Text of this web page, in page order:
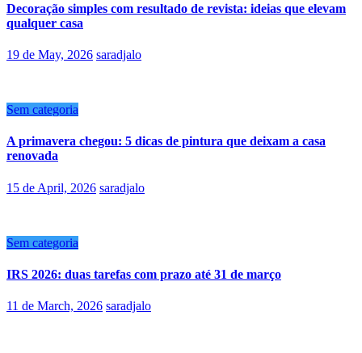
Decoração simples com resultado de revista: ideias que elevam
qualquer casa
19 de May, 2026 saradjalo
Sem categoria
A primavera chegou: 5 dicas de pintura que deixam a casa
renovada
15 de April, 2026 saradjalo
Sem categoria
IRS 2026: duas tarefas com prazo até 31 de março
11 de March, 2026 saradjalo